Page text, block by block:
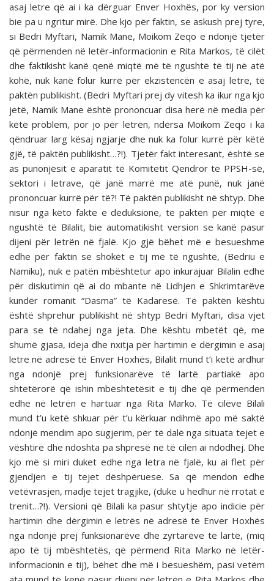
asaj letre që ai i ka dërguar Enver Hoxhës, por ky version
bie pa u ngritur mirë. Dhe kjo për faktin, se askush prej tyre,
si Bedri Myftari, Namik Mane, Moikom Zeqo e ndonjë tjetër
që përmenden në letër-informacionin e Rita Markos, të cilët
dhe faktikisht kanë qenë miqtë më të ngushtë të tij në atë
kohë, nuk kanë folur kurrë për ekzistencën e asaj letre, të
paktën publikisht. (Bedri Myftari prej dy vitesh ka ikur nga kjo
jetë, Namik Mane është prononcuar disa herë në media për
këtë problem, por jo për letrën, ndërsa Moikom Zeqo i ka
qëndruar larg kësaj ngjarje dhe nuk ka folur kurrë për këtë
gjë, të paktën publikisht…?!). Tjetër fakt interesant, është se
as punonjësit e aparatit të Komitetit Qendror të PPSH-së,
sektori i letrave, që janë marrë me atë punë, nuk janë
prononcuar kurrë për të?! Të paktën publikisht në shtyp. Dhe
nisur nga këto fakte e deduksione, të paktën për miqtë e
ngushtë të Bilalit, bie automatikisht version se kanë pasur
dijeni për letrën në fjalë. Kjo gjë bëhet më e besueshme
edhe për faktin se shokët e tij më të ngushtë, (Bedriu e
Namiku), nuk e patën mbështetur apo inkurajuar Bilalin edhe
për diskutimin që ai do mbante në Lidhjen e Shkrimtarëve
kundër romanit “Dasma” të Kadaresë. Të paktën kështu
është shprehur publikisht në shtyp Bedri Myftari, disa vjet
para se të ndahej nga jeta. Dhe kështu mbetët që, me
shumë gjasa, ideja dhe nxitja për hartimin e dërgimin e asaj
letre në adresë të Enver Hoxhës, Bilalit mund t’i ketë ardhur
nga ndonjë prej funksionarëve të lartë partiakë apo
shtetërorë që ishin mbështetësit e tij dhe që përmenden
edhe në letrën e hartuar nga Rita Marko. Të cilëve Bilali
mund t’u ketë shkuar për t’u kërkuar ndihmë apo më saktë
ndonjë mendim apo sugjerim, për të dalë nga situata tejet e
vështirë dhe ndoshta pa shpresë në të cilën ai ndodhej. Dhe
kjo më si miri duket edhe nga letra në fjalë, ku ai flet për
gjendjen e tij tejet dëshpëruese. Sa që mendon edhe
vetëvrasjen, madje tejet tragjike, (duke u hedhur në rrotat e
trenit…?!). Versioni që Bilali ka pasur shtytje apo indicie për
hartimin dhe dërgimin e letrës në adresë të Enver Hoxhës
nga ndonjë prej funksionarëve dhe zyrtarëve të lartë, (miq
apo të tij mbështetës, që përmend Rita Marko në letër-
informacionin e tij), bëhet dhe më i besueshëm, pasi vetëm